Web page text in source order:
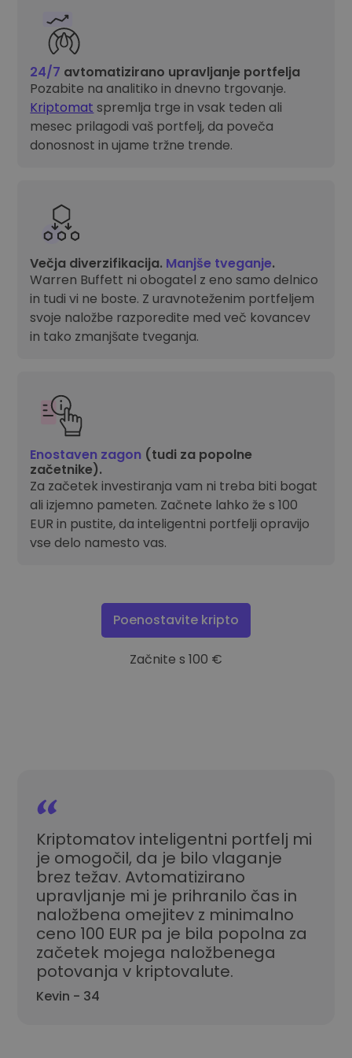
24/7 avtomatizirano upravljanje portfelja
Pozabite na analitiko in dnevno trgovanje.
Kriptomat spremlja trge in vsak teden ali
mesec prilagodi vaš portfelj, da poveča
donosnost in ujame tržne trende.
Večja diverzifikacija. Manjše tveganje.
Warren Buffett ni obogatel z eno samo delnico
in tudi vi ne boste. Z uravnoteženim portfeljem
svoje naložbe razporedite med več kovancev
in tako zmanjšate tveganja.
Enostaven zagon (tudi za popolne
začetnike).
Za začetek investiranja vam ni treba biti bogat
ali izjemno pameten. Začnete lahko že s 100
EUR in pustite, da inteligentni portfelji opravijo
vse delo namesto vas.
Poenostavite kripto
Začnite s 100 €
Kriptomatov inteligentni portfelj mi
je omogočil, da je bilo vlaganje
brez težav. Avtomatizirano
upravljanje mi je prihranilo čas in
naložbena omejitev z minimalno
ceno 100 EUR pa je bila popolna za
začetek mojega naložbenega
potovanja v kriptovalute.
Kevin - 34